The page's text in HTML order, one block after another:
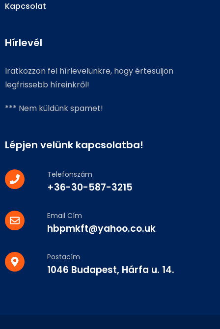
Kapcsolat
Hírlevél
Iratkozzon fel hírlevelünkre, hogy értesüljön
legfrissebb híreinkről!
*** Nem küldünk spamet!
Lépjen velünk kapcsolatba!
Telefonszám
+36-30-587-3215
Email Cím
hbpmkft@yahoo.co.uk
Postacím
1046 Budapest, Hárfa u. 14.